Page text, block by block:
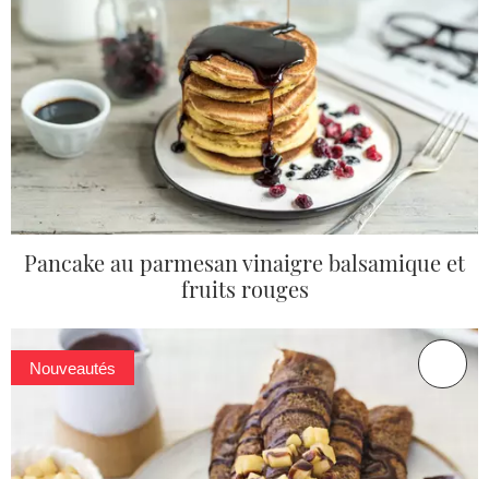
Pancake au parmesan vinaigre balsamique et
fruits rouges
Nouveautés